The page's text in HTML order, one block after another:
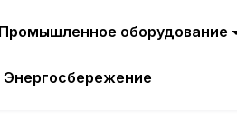
Промышленное оборудование
Энергосбережение